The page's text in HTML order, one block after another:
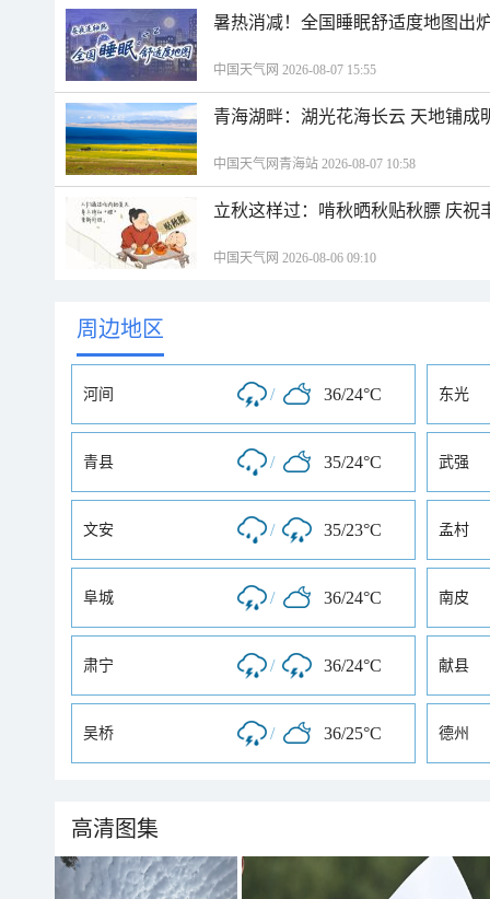
暑热消减！全国睡眠舒适度地图出
中国天气网 2026-08-07 15:55
青海湖畔：湖光花海长云 天地铺成
中国天气网青海站 2026-08-07 10:58
立秋这样过：啃秋晒秋贴秋膘 庆祝
中国天气网 2026-08-06 09:10
周边地区
河间 / 36/24°C 东光
青县 / 35/24°C 武强
文安 / 35/23°C 孟村
阜城 / 36/24°C 南皮
肃宁 / 36/24°C 献县
吴桥 / 36/25°C 德州
高清图集